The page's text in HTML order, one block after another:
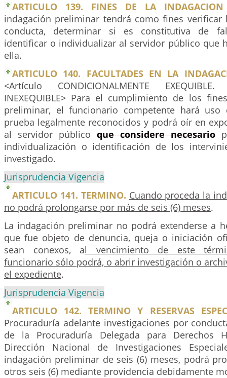
ARTICULO 139. FINES DE LA INDAGACION
indagación preliminar tendrá como fines verificar
conducta, determinar si es constitutiva de
identificar o individualizar al servidor público que
ella.
ARTICULO 140. FACULTADES EN LA
<Artículo CONDICIONALMENTE
INEXEQUIBLE> Para el cumplimiento de los
preliminar, el funcionario competente hará
prueba legalmente reconocidos y podrá oír en
al servidor público que considere necesario
individualización o identificación de los
investigado.
Jurisprudencia Vigencia
ARTICULO 141. TERMINO. Cuando proceda la
no podrá prolongarse por más de seis (6) meses.
La indagación preliminar no podrá extenderse a
que fue objeto de denuncia, queja o iniciación
sean conexos, al vencimiento de este
funcionario sólo podrá, o abrir investigación o
el expediente.
Jurisprudencia Vigencia
ARTICULO 142. TERMINO Y RESERVAS
Procuraduría adelante investigaciones por
de la Procuraduría Delegada para Derechos
Dirección Nacional de Investigaciones
indagación preliminar de seis (6) meses, podrá
otros seis (6) mediante providencia debidamente